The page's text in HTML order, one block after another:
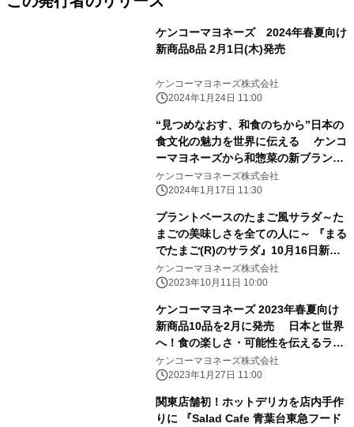
ケンコーマヨネーズ 2024年春夏向け
新商品8品 2月1日(木)発売
ケンコーマヨネーズ株式会社
2024年1月24日 11:00
“見つめなおす、和食のちから”日本の
食文化の魅力を世界に伝える ケンコ
ーマヨネーズから和惣菜の新ブランド
誕生 『WABI-DELI』(わびでり) 2品
2月1日(木)発売
ケンコーマヨネーズ株式会社
2024年1月17日 11:30
プラントベースのたまご風サラダ～た
まごの美味しさを全ての人に～ 『まる
でたまご(R)のサラダ』10月16日新発
売
ケンコーマヨネーズ株式会社
2023年10月11日 10:00
ケンコーマヨネーズ 2023年春夏向け
新商品10品を2月に発売 日本と世界
へ！食の楽しさ・可能性を伝えるライ
ンナップ
ケンコーマヨネーズ株式会社
2023年1月27日 11:00
関東店舗初！ホットデリカを店内手作
りに 『Salad Cafe 青葉台東急フード